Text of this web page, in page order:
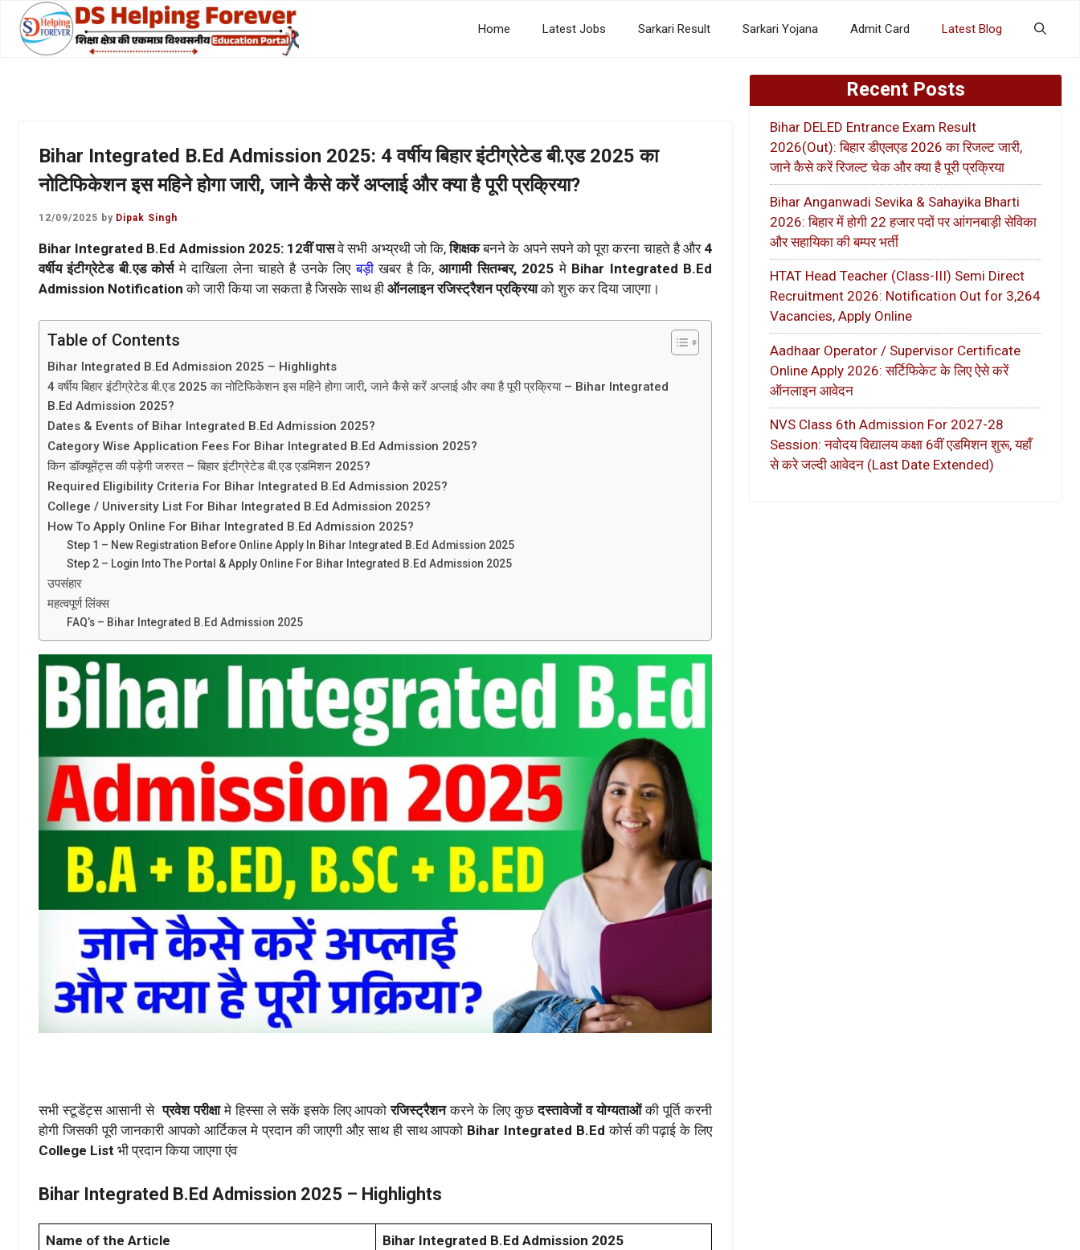
content
Home Latest Jobs Sarkari Result Sarkari Yojana Admit Card Latest Blog
Bihar Integrated B.Ed Admission 2025: 4 वर्षीय बिहार इंटीग्रेटेड बी.एड 2025 का
नोटिफिकेशन इस महिने होगा जारी, जाने कैसे करें अप्लाई और क्या है पूरी प्रक्रिया?
12/09/2025 by Dipak Singh
Bihar Integrated B.Ed Admission 2025: 12वीं पासवे सभी अभ्य्रथी जो कि,शिक्षकबनने के अपने सपने को पूरा करना चाहते है और 4
वर्षीय इंटीग्रेटेड बी.एड कोर्समे दाखिला लेना चाहते है उनके लिएबड़ीखबर है कि, आगामी सितम्बर, 2025मे Bihar Integrated B.Ed
Admission Notificationको जारी किया जा सकता है जिसके साथ ही ऑनलाइन रजिस्ट्रैशन प्रक्रियाको शुरु कर दिया जाएगा।
Table of Contents
Bihar Integrated B.Ed Admission 2025 – Highlights
4 वर्षीय बिहार इंटीग्रेटेड बी.एड 2025 का नोटिफिकेशन इस महिने होगा जारी, जाने कैसे करें अप्लाई और क्या है पूरी प्रक्रिया – Bihar Integrated
B.Ed Admission 2025?
Dates & Events of Bihar Integrated B.Ed Admission 2025?
Category Wise Application Fees For Bihar Integrated B.Ed Admission 2025?
किन डॉक्यूमेंट्स की पड़ेगी जरुरत – बिहार इंटीग्रेटेड बी.एड एडमिशन 2025?
Required Eligibility Criteria For Bihar Integrated B.Ed Admission 2025?
College / University List For Bihar Integrated B.Ed Admission 2025?
How To Apply Online For Bihar Integrated B.Ed Admission 2025?
Step 1 – New Registration Before Online Apply In Bihar Integrated B.Ed Admission 2025
Step 2 – Login Into The Portal & Apply Online For Bihar Integrated B.Ed Admission 2025
उपसंहार
महत्वपूर्ण लिंक्स
FAQ’s – Bihar Integrated B.Ed Admission 2025
सभी स्टूडेंट्स आसानी से प्रवेश परीक्षामे हिस्सा ले सकें इसके लिए आपको रजिस्ट्रैशनकरने के लिए कुछदस्तावेजों व योग्यताओंकी पूर्ति करनी
होगी जिसकी पूरी जानकारी आपको आर्टिकल मे प्रदान की जाएगी औऱ साथ ही साथ आपको Bihar Integrated B.Edकोर्स की पढ़ाई के लिए
College List भी प्रदान किया जाएगा एंव
Bihar Integrated B.Ed Admission 2025 – Highlights
Name of the Article Bihar Integrated B.Ed Admission 2025
Recent Posts
Bihar DELED Entrance Exam Result
2026(Out): बिहार डीएलएड 2026 का रिजल्ट जारी,
जाने कैसे करें रिजल्ट चेक और क्या है पूरी प्रक्रिया
Bihar Anganwadi Sevika & Sahayika Bharti
2026: बिहार में होगी 22 हजार पदों पर आंगनबाड़ी सेविका
और सहायिका की बम्पर भर्ती
HTAT Head Teacher (Class-III) Semi Direct
Recruitment 2026: Notification Out for 3,264
Vacancies, Apply Online
Aadhaar Operator / Supervisor Certificate
Online Apply 2026: सर्टिफिकेट के लिए ऐसे करें
ऑनलाइन आवेदन
NVS Class 6th Admission For 2027-28
Session: नवोदय विद्यालय कक्षा 6वीं एडमिशन शुरू, यहाँ
से करे जल्दी आवेदन (Last Date Extended)